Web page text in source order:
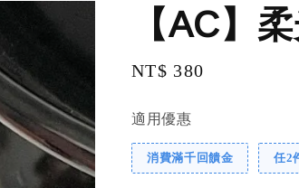
【AC】
Regular
NT$ 380
適用優惠
消費滿千回饋金 任2